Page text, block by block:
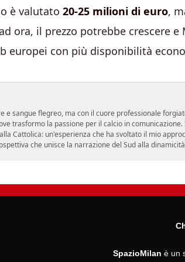
è valutato 20-25 milioni di euro,
ora, il prezzo potrebbe crescere
europei con più disponibilità
e sangue flegreo, ma con il cuore professionale
trasformo la passione per il calcio in
Cattolica: un'esperienza che ha svoltato il mio
che unisce la narrazione del Sud alla
SpazioMilan è un